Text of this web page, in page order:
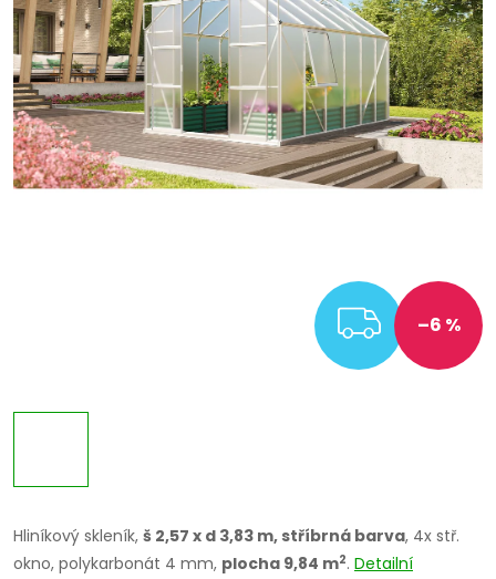
–6 %
Hliníkový skleník, š 2,57 x d 3,83 m, stříbrná barva, 4x stř.
okno, polykarbonát 4 mm, plocha 9,84 m2. Detailní